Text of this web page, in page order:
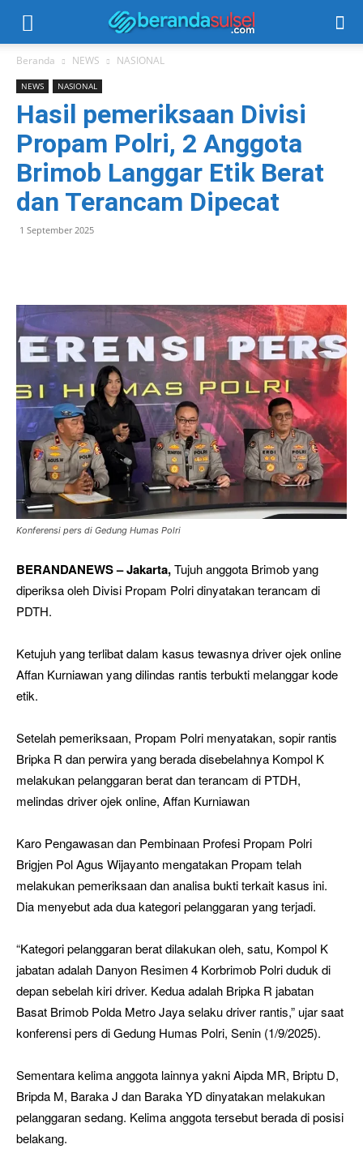
Beranda NEWS NASIONAL
NEWS NASIONAL
Hasil pemeriksaan Divisi
Propam Polri, 2 Anggota
Brimob Langgar Etik Berat
dan Terancam Dipecat
1 September 2025
Konferensi pers di Gedung Humas Polri
BERANDANEWS – Jakarta,Tujuh anggota Brimob yang
diperiksa oleh Divisi Propam Polri dinyatakan terancam di
PDTH.
Ketujuh yang terlibat dalam kasus tewasnya driver ojek online
Affan Kurniawan yang dilindas rantis terbukti melanggar kode
etik.
Setelah pemeriksaan, Propam Polri menyatakan, sopir rantis
Bripka R dan perwira yang berada disebelahnya Kompol K
melakukan pelanggaran berat dan terancam di PTDH,
melindas driver ojek online, Affan Kurniawan
Karo Pengawasan dan Pembinaan Profesi Propam Polri
Brigjen Pol Agus Wijayanto mengatakan Propam telah
melakukan pemeriksaan dan analisa bukti terkait kasus ini.
Dia menyebut ada dua kategori pelanggaran yang terjadi.
“Kategori pelanggaran berat dilakukan oleh, satu, Kompol K
jabatan adalah Danyon Resimen 4 Korbrimob Polri duduk di
depan sebelah kiri driver. Kedua adalah Bripka R jabatan
Basat Brimob Polda Metro Jaya selaku driver rantis,” ujar saat
konferensi pers di Gedung Humas Polri, Senin (1/9/2025).
Sementara kelima anggota lainnya yakni Aipda MR, Briptu D,
Bripda M, Baraka J dan Baraka YD dinyatakan melakukan
pelanggaran sedang. Kelima anggota tersebut berada di posisi
belakang.